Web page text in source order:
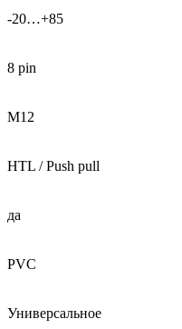
-20…+85
8 pin
M12
HTL / Push pull
да
PVC
Универсальное